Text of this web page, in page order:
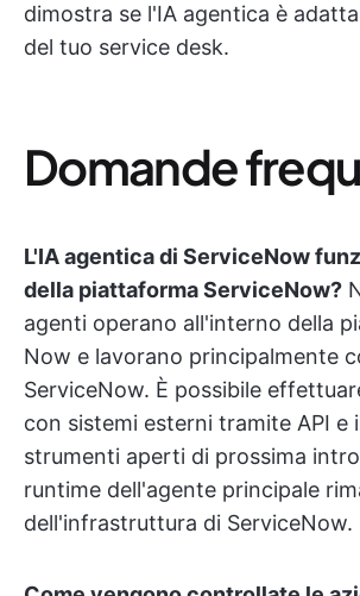
dimostra se l'IA agentica è
del tuo service desk.
Domande
L'IA agentica di ServiceNow
della piattaforma ServiceNow?
agenti operano all'interno della
Now e lavorano principalmente
ServiceNow. È possibile
con sistemi esterni tramite API e
strumenti aperti di prossima
runtime dell'agente principale
dell'infrastruttura di ServiceNow.